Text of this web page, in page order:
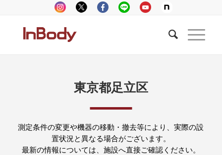
東京都足立区
測定条件の変更や機器の移動・撤去等により、実際の設
置状況と異なる場合がございます。
最新の情報については、施設へ直接ご確認ください。